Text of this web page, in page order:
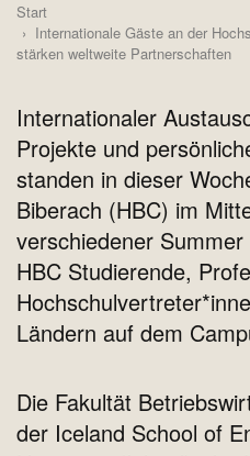
Start
Internationale Gäste an der
stärken weltweite Partnerschaften
Internationaler
Projekte und
standen in dieser
Biberach (HBC) im
verschiedener
HBC Studierende,
Ländern auf dem
Die Fakultät
der Iceland School of